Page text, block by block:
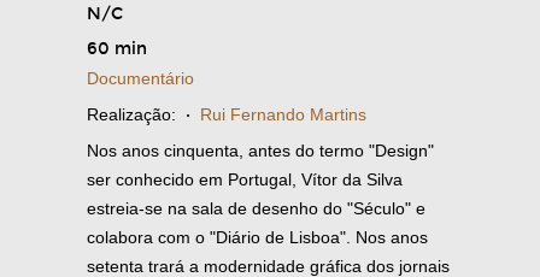
N/C
60 min
Documentário
Realização: · Rui Fernando Martins
Nos anos cinquenta, antes do termo "Design"
ser conhecido em Portugal, Vítor da Silva
estreia-se na sala de desenho do "Século" e
colabora com o "Diário de Lisboa". Nos anos
setenta trará a modernidade gráfica dos jornais